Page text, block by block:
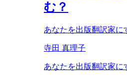
む？
あなたを出版翻訳家に
寺田 真理子
あなたを出版翻訳家に